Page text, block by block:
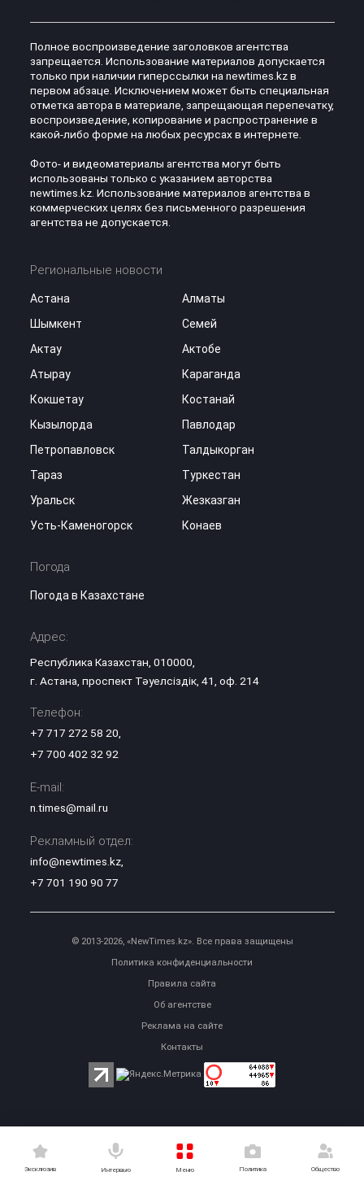
Эксклюзив Интервью Меню Политика Общество
Полное воспроизведение заголовков агентства
запрещается. Использование материалов допускается
только при наличии гиперссылки на newtimes.kz в
первом абзаце. Исключением может быть специальная
отметка автора в материале, запрещающая перепечатку,
воспроизведение, копирование и распространение в
какой-либо форме на любых ресурсах в интернете.
Фото- и видеоматериалы агентства могут быть
использованы только с указанием авторства
newtimes.kz. Использование материалов агентства в
коммерческих целях без письменного разрешения
агентства не допускается.
Региональные новости
Астана
Алматы
Шымкент
Семей
Актау
Актобе
Атырау
Караганда
Кокшетау
Костанай
Кызылорда
Павлодар
Петропавловск
Талдыкорган
Тараз
Туркестан
Уральск
Жезказган
Усть-Каменогорск
Конаев
Погода
Погода в Казахстане
Адрес:
Республика Казахстан, 010000,
г. Астана, проспект Тәуелсіздік, 41, оф. 214
Телефон:
+7 717 272 58 20
+7 700 402 32 92
E-mail:
n.times@mail.ru
Рекламный отдел:
info@newtimes.kz,
+7 701 190 90 77
© 2013-2026, «NewTimes.kz». Все права защищены
Политика конфиденциальности
Правила сайта
Об агентстве
Реклама на сайте
Контакты